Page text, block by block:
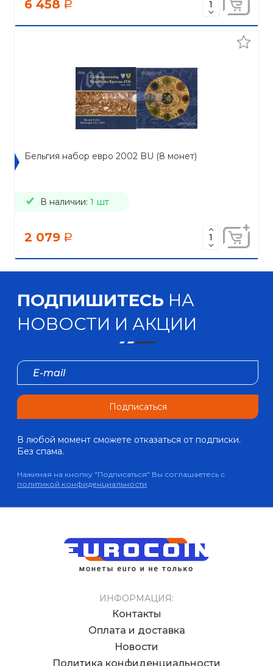
6 458 a
Бельгия набор евро 2002 BU (8 монет)
В наличии: 1 шт
2 079 a
ПОДПИШИТЕСЬ НА
НОВОСТИ И АКЦИИ
Подписаться
В любой момент сможете отказаться от подписки.
Без спама.
Нажимая на кнопку "Подписаться" Вы соглашаетесь с
политикой конфиденциальности
ИНФОРМАЦИЯ:
Контакты
Оплата и доставка
Новости
Политика конфиденциальности